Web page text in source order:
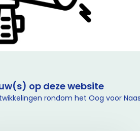
op deze website
rondom het Oog voor